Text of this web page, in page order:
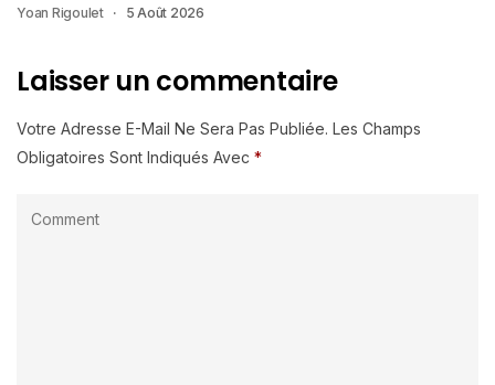
Yoan Rigoulet 5 Août 2026
Laisser un commentaire
Votre Adresse E-Mail Ne Sera Pas Publiée. Les Champs
Obligatoires Sont Indiqués Avec *